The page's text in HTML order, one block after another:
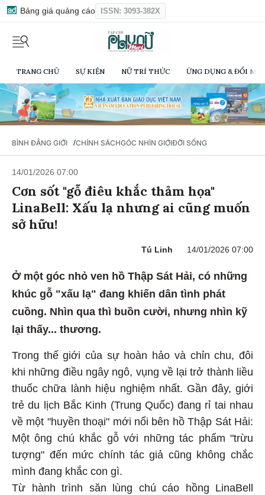
Bảng giá quảng cáo ISSN: 3093-382X
TRANG CHỦ SỰ KIỆN NỮ TRÍ THỨC ỨNG DỤNG & ĐỔI
BÌNH ĐẲNG GIỚI /CHÍNH SÁCHGÓC NHÌN GIỚIĐỜI SỐNG
14/01/2026 07:00
Cơn sốt "gỗ điêu khắc thảm họa"
LinaBell: Xấu lạ nhưng ai cũng muốn
sở hữu!
Tú Linh 14/01/2026 07:00
Ở một góc nhỏ ven hồ Thập Sát Hải, có những
khúc gỗ "xấu lạ" đang khiến dân tình phát
cuồng. Nhìn qua thì buồn cười, nhưng nhìn kỹ
lại thấy... thương.
Trong thế giới của sự hoàn hảo và chỉn chu, đôi
khi những điều ngây ngô, vụng về lại trở thành liều
thuốc chữa lành hiệu nghiệm nhất. Gần đây, giới
trẻ du lịch Bắc Kinh (Trung Quốc) đang rỉ tai nhau
về một "huyền thoại" mới nổi bên hồ Thập Sát Hải:
Một ông chú khắc gỗ với những tác phẩm "trừu
tượng" đến mức chính tác giả cũng không chắc
mình đang khắc con gì.
Từ hành trình săn lùng chú cáo hồng LinaBell